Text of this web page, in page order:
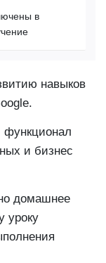
в
навыков
и бизнес
домашнее
уроку